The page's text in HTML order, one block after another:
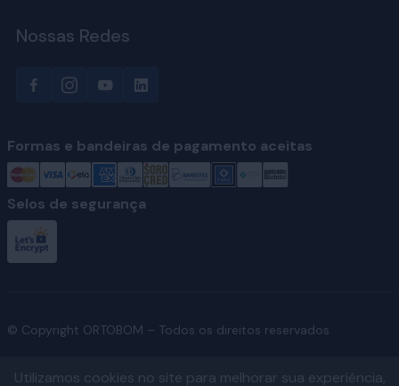
Nossas Redes
Formas e bandeiras de pagamento aceitas
Selos de segurança
© Copyright ORTOBOM – Todos os direitos reservados.
Utilizamos cookies no site para melhorar sua experiência,